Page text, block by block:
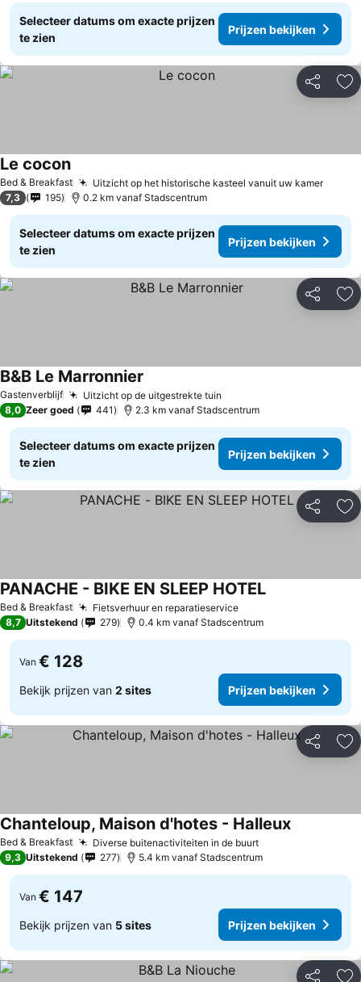
Selecteer datums om exacte prijzen
te zien
Prijzen bekijken
Delen
Bed & Breakfast Uitzicht op het historische kasteel vanuit uw kamer
Le cocon
7,3 195 0.2 km vanaf Stadscentrum
Selecteer datums om exacte prijzen
te zien
Prijzen bekijken
Delen
Gastenverblijf Uitzicht op de uitgestrekte tuin
B&B Le Marronnier
8,0 Zeer goed 441 2.3 km vanaf Stadscentrum
Selecteer datums om exacte prijzen
te zien
Prijzen bekijken
Delen
Bed & Breakfast Fietsverhuur en reparatieservice
PANACHE - BIKE EN SLEEP HOTEL
8,7 Uitstekend 279 0.4 km vanaf Stadscentrum
Van € 128
Bekijk prijzen van 2 sites Prijzen bekijken
Delen
Bed & Breakfast Diverse buitenactiviteiten in de buurt
Chanteloup, Maison d'hotes - Halleux
9,3 Uitstekend 277 5.4 km vanaf Stadscentrum
Van € 147
Bekijk prijzen van 5 sites Prijzen bekijken